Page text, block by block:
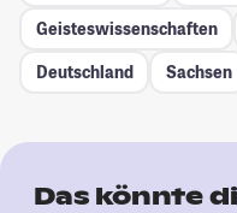
Geisteswissenschaften
Deutschland
Sachsen
Das könnte